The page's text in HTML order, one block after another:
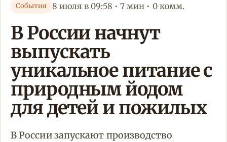
События 8 июля в 09:58 • 7 мин • 0 комм.
В России начнут
выпускать
уникальное питание с
природным йодом
для детей и пожилых
В России запускают производство